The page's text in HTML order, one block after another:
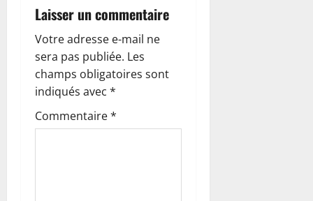
i
o
n
d
’
Laisser un commentaire
Votre adresse e-mail ne
sera pas publiée. Les
champs obligatoires sont
indiqués avec *
Commentaire*